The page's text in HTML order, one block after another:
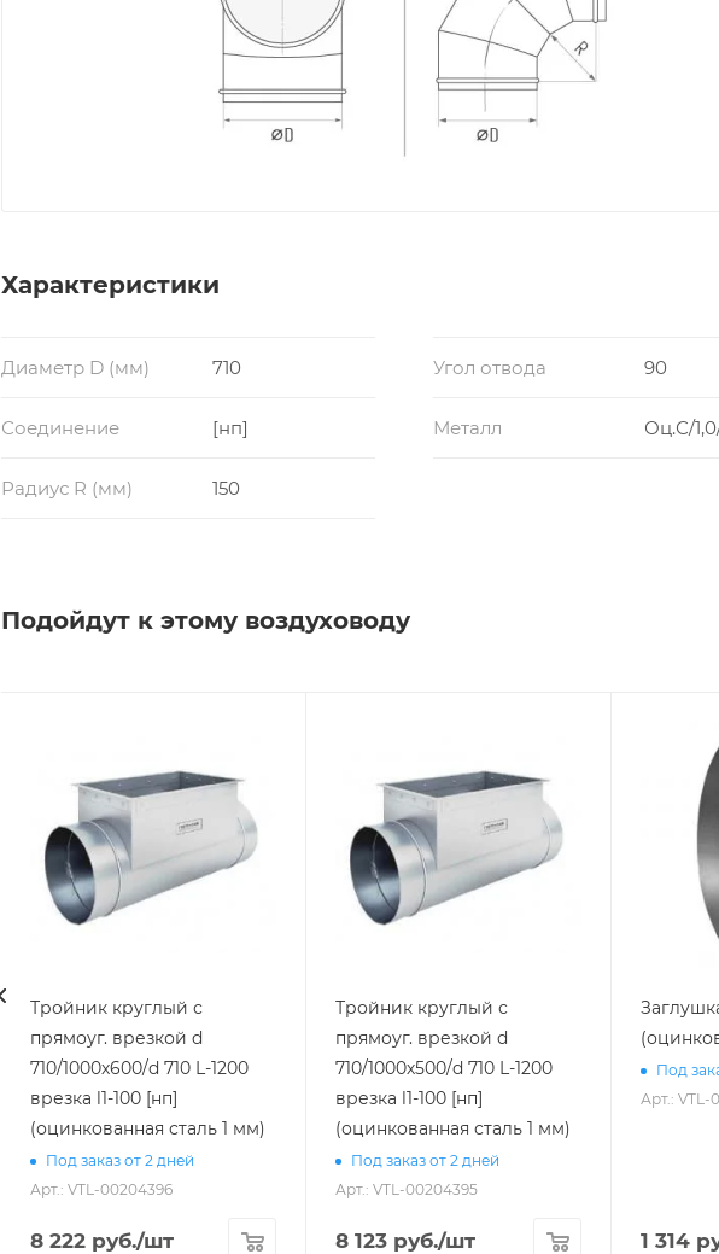
Характеристики
Диаметр D (мм) 710 Угол отвода 90
Соединение [нп] Металл Оц.С/
Радиус R (мм) 150
Подойдут к этому воздуховоду
Тройник круглый с
прямоуг. врезкой d
710/1000х600/d 710 L-1200
врезка l1-100 [нп]
(оцинкованная сталь 1 мм)
Под заказ от 2 дней
Арт.: VTL-00204396
8 222 руб./шт
Тройник круглый с
прямоуг. врезкой d
710/1000х500/d 710 L-1200
врезка l1-100 [нп]
(оцинкованная сталь 1 мм)
Под заказ от 2 дней
Арт.: VTL-00204395
8 123 руб./шт
Под
Арт.: VTL-
1 314